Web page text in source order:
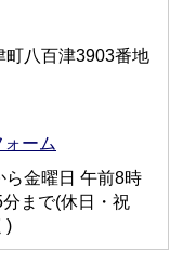
町八百津3903番地
ーム
ら金曜日 午前8時
まで(休日・祝
)